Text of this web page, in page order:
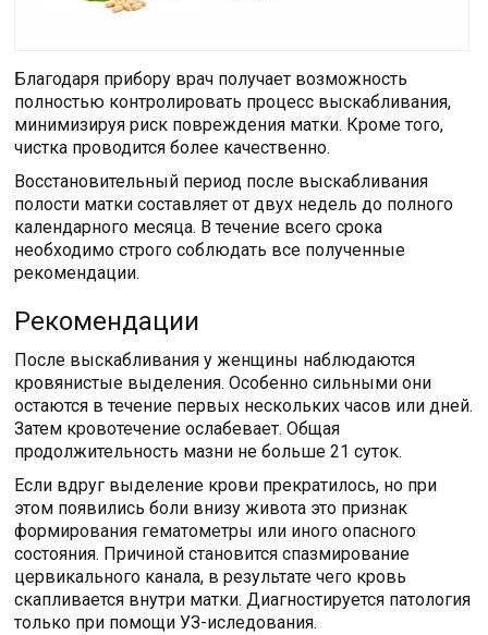
Благодаря прибору врач получает возможность
полностью контролировать процесс выскабливания,
минимизируя риск повреждения матки. Кроме того,
чистка проводится более качественно.
Восстановительный период после выскабливания
полости матки составляет от двух недель до полного
календарного месяца. В течение всего срока
необходимо строго соблюдать все полученные
рекомендации.
Рекомендации
После выскабливания у женщины наблюдаются
кровянистые выделения. Особенно сильными они
остаются в течение первых нескольких часов или дней.
Затем кровотечение ослабевает. Общая
продолжительность мазни не больше 21 суток.
Если вдруг выделение крови прекратилось, но при
этом появились боли внизу живота это признак
формирования гематометры или иного опасного
состояния. Причиной становится спазмирование
цервикального канала, в результате чего кровь
скапливается внутри матки. Диагностируется патология
только при помощи УЗ-иследования.